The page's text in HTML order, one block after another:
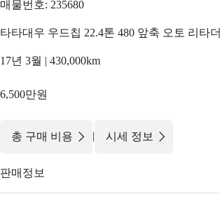
매물번호: 235680
타타대우 우드칩 22.4톤 480 앞축 오토 리타더
17년 3월 | 430,000km
6,500만원
총 구매 비용 | 시세 정보
판매정보